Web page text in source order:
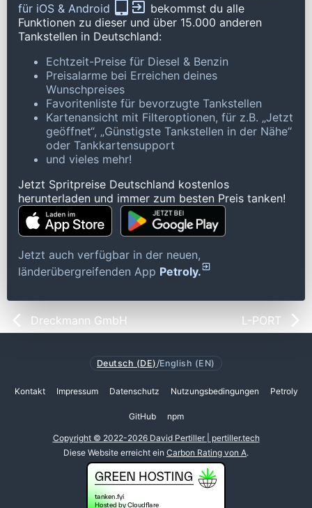
für iOS & Android
bekommst du alle
Funktionen zu dieser und über 15.000 anderen
Tankstellen in Deutschland:
Echtzeit-Preise für Diesel & Benzin
Preisalarme bei Erreichen deines
Wunschpreises
Favoritenliste für bevorzugte Tankstellen
Kartenansicht mit Filteroptionen, für z.B. „Jetzt
geöffnet“, „Günstigste Tankstellen in der Nähe“
oder Tankkartensupport
und vieles mehr!
Jetzt Spritpreise Deutschland kostenlos
herunterladen und immer zum besten Preis tanken!
Jetzt auch verfügbar in der neuen,
länderübergreifenden App Petroly.
Dreckmann GmbH L-PORT
Deutsch (DE) /English (EN)
Kontakt Impressum Datenschutz Nutzungsbedingungen Petroly
GitHub npm
Copyright © 2022-2026 David Pertiller | pertiller.tech
Diese Website erreicht ein Carbon Rating von A.